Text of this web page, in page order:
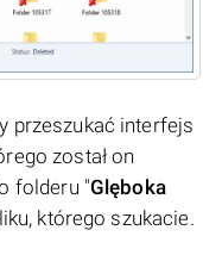
przeszukać interfejs
został on
folderu "Glęboka
którego szukacie.